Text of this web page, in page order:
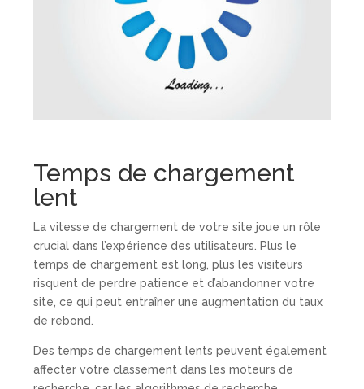
Temps de chargement
lent
La vitesse de chargement de votre site joue un rôle
crucial dans l’expérience des utilisateurs. Plus le
temps de chargement est long, plus les visiteurs
risquent de perdre patience et d’abandonner votre
site, ce qui peut entraîner une augmentation du taux
de rebond.
Des temps de chargement lents peuvent également
affecter votre classement dans les moteurs de